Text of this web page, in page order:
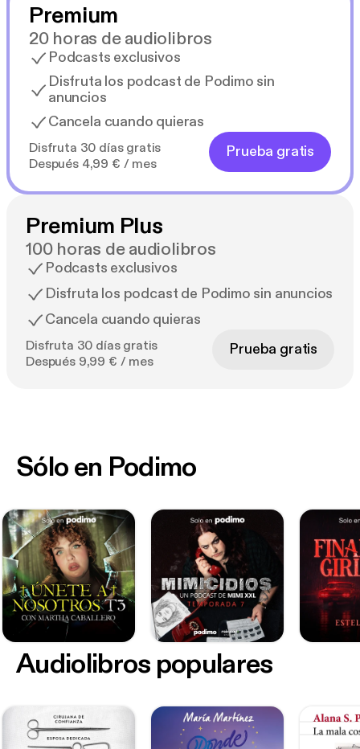
Premium
20 horas de audiolibros
Podcasts exclusivos
Disfruta los podcast de Podimo sin
anuncios
Cancela cuando quieras
Disfruta 30 días gratis
Después 4,99 € / mes
Prueba gratis
Premium Plus
100 horas de audiolibros
Podcasts exclusivos
Disfruta los podcast de Podimo sin anuncios
Cancela cuando quieras
Disfruta 30 días gratis
Después 9,99 € / mes
Prueba gratis
Sólo en Podimo
Audiolibros populares